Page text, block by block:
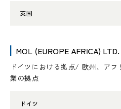
英国
MOL (EUROPE AFRICA)
ドイツにおける拠点/ 欧州、ア
業の拠点
ドイツ